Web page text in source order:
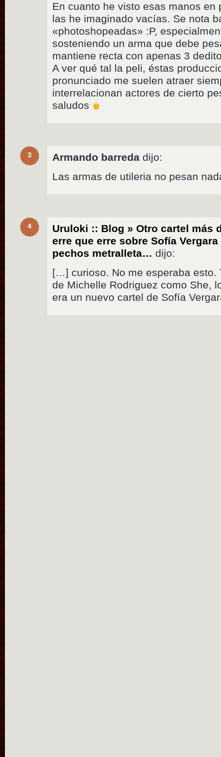
En cuanto he visto esas manos en
las he imaginado vacías. Se nota
«photoshopeadas» :P,
sosteniendo un arma que debe
mantiene recta con apenas 3
A ver qué tal la peli, éstas
pronunciado me suelen atraer
interrelacionan actores de cierto
saludos
3 Armando barreda dijo:
Las armas de utileria no pesan
4
Uruloki :: Blog » Otro cartel más
erre que erre sobre Sofía
pechos metralleta… dijo:
[…] curioso. No me esperaba esto.
de Michelle Rodriguez como She,
era un nuevo cartel de Sofía